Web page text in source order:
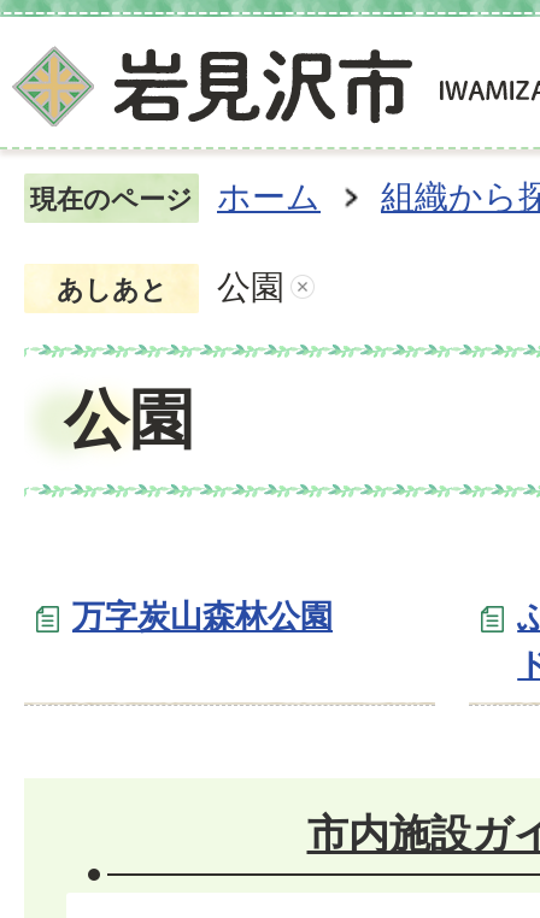
現在のページ ホーム 組織から
あしあと 公園
公園
万字炭山森林公園
市内施設ガ